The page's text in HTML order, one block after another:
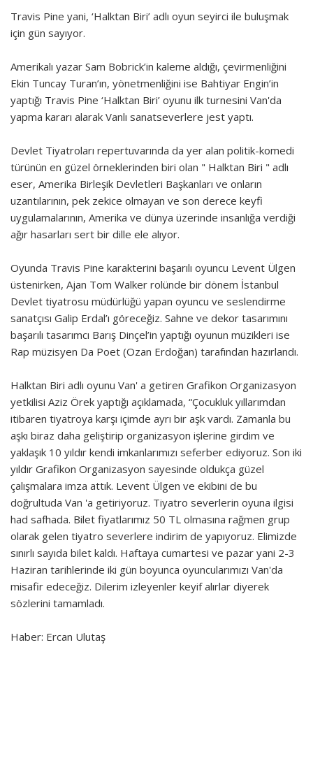
Travis Pine yani, ‘Halktan Biri’ adlı oyun seyirci ile buluşmak
için gün sayıyor.
Amerikalı yazar Sam Bobrick’in kaleme aldığı, çevirmenliğini
Ekin Tuncay Turan’ın, yönetmenliğini ise Bahtiyar Engin’in
yaptığı Travis Pine ‘Halktan Biri’ oyunu ilk turnesini Van'da
yapma kararı alarak Vanlı sanatseverlere jest yaptı.
Devlet Tiyatroları repertuvarında da yer alan politik-komedi
türünün en güzel örneklerinden biri olan " Halktan Biri " adlı
eser, Amerika Birleşik Devletleri Başkanları ve onların
uzantılarının, pek zekice olmayan ve son derece keyfi
uygulamalarının, Amerika ve dünya üzerinde insanlığa verdiği
ağır hasarları sert bir dille ele alıyor.
Oyunda Travis Pine karakterini başarılı oyuncu Levent Ülgen
üstenirken, Ajan Tom Walker rolünde bir dönem İstanbul
Devlet tiyatrosu müdürlüğü yapan oyuncu ve seslendirme
sanatçısı Galip Erdal’ı göreceğiz. Sahne ve dekor tasarımını
başarılı tasarımcı Barış Dinçel’in yaptığı oyunun müzikleri ise
Rap müzisyen Da Poet (Ozan Erdoğan) tarafından hazırlandı.
Halktan Biri adlı oyunu Van' a getiren Grafikon Organizasyon
yetkilisi Aziz Örek yaptığı açıklamada, “Çocukluk yıllarımdan
itibaren tiyatroya karşı içimde ayrı bir aşk vardı. Zamanla bu
aşkı biraz daha geliştirip organizasyon işlerine girdim ve
yaklaşık 10 yıldır kendi imkanlarımızı seferber ediyoruz. Son iki
yıldır Grafikon Organizasyon sayesinde oldukça güzel
çalışmalara imza attık. Levent Ülgen ve ekibini de bu
doğrultuda Van 'a getiriyoruz. Tiyatro severlerin oyuna ilgisi
had safhada. Bilet fiyatlarımız 50 TL olmasına rağmen grup
olarak gelen tiyatro severlere indirim de yapıyoruz. Elimizde
sınırlı sayıda bilet kaldı. Haftaya cumartesi ve pazar yani 2-3
Haziran tarihlerinde iki gün boyunca oyuncularımızı Van'da
misafir edeceğiz. Dilerim izleyenler keyif alırlar diyerek
sözlerini tamamladı.
Haber: Ercan Ulutaş